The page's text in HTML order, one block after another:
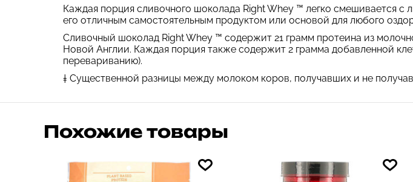
Каждая порция сливочного шоколада Right Whey ™ легко смешивается
его отличным самостоятельным продуктом или основой для любого
Сливочный шоколад Right Whey ™ содержит 21 грамм протеина из
Новой Англии. Каждая порция также содержит 2 грамма добавленной
перевариванию).
‡ Существенной разницы между молоком коров, получавших и не
Похожие товары